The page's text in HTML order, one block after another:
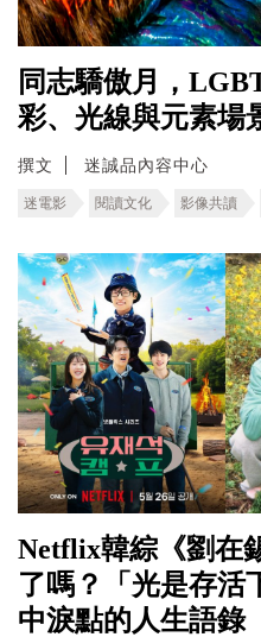
同志驕傲月，
彩、光線與元素場
撰文 迷誠品內容中心
迷電影 閱讀文化 影像共讀
Netflix韓綜《劉在
了嗎？「光是存活
中淚點的人生語錄